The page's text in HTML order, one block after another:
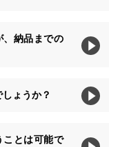
、納品までの
ょうか？
ことは可能で